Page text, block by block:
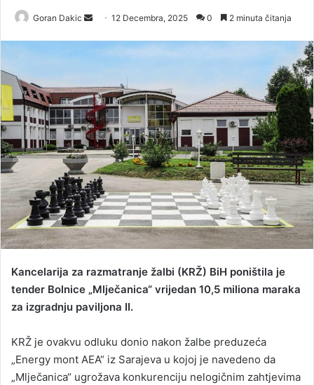
Goran Dakic
a
n
e
m
a
i
l
12 Decembra, 2025 0 2 minuta čitanja
Kancelarija za razmatranje žalbi (KRŽ) BiH poništila je
tender Bolnice „Mlječanica“ vrijedan 10,5 miliona maraka
za izgradnju paviljona II.
KRŽ je ovakvu odluku donio nakon žalbe preduzeća
„Energy mont AEA“ iz Sarajeva u kojoj je navedeno da
„Mlječanica“ ugrožava konkurenciju nelogičnim zahtjevima